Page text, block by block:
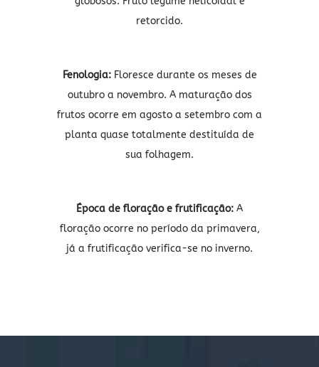
retorcido.
Fenologia:Floresce durante os meses de
outubro a novembro. A maturação dos
frutos ocorre em agosto a setembro com a
planta quase totalmente destituída de
sua folhagem.
Época de floração e frutificação: A
floração ocorre no período da primavera,
já a frutificação verifica-se no inverno.